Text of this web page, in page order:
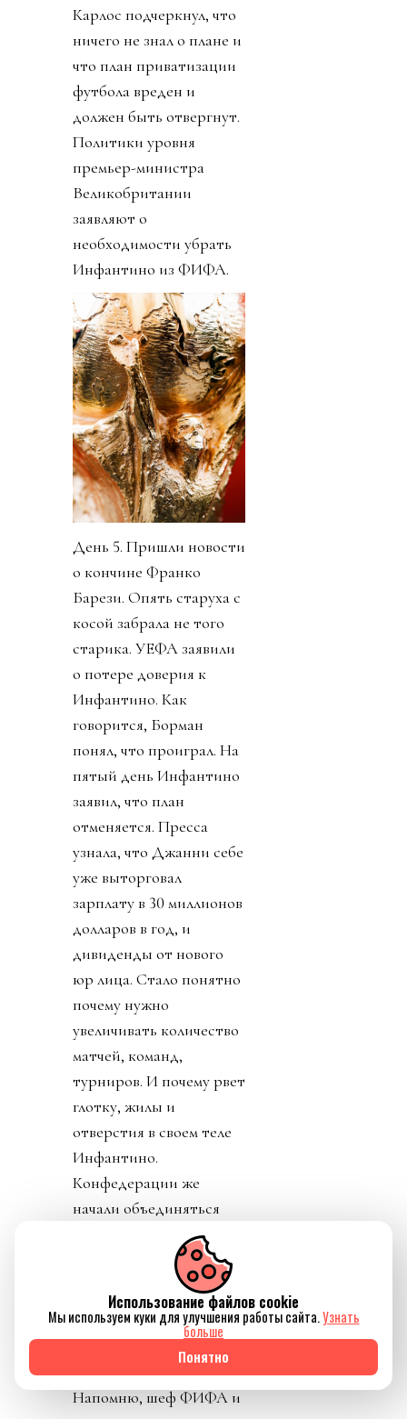
Карлос подчеркнул, что
ничего не знал о плане и
что план приватизации
футбола вреден и
должен быть отвергнут.
Политики уровня
премьер-министра
Великобритании
заявляют о
необходимости убрать
Инфантино из ФИФА.
День 5. Пришли новости
о кончине Франко
Барези. Опять старуха с
косой забрала не того
старика. УЕФА заявили
о потере доверия к
Инфантино. Как
говорится, Борман
понял, что проиграл. На
пятый день Инфантино
заявил, что план
отменяется. Пресса
узнала, что Джанни себе
уже выторговал
зарплату в 30 миллионов
долларов в год, и
дивиденды от нового
юр лица. Стало понятно
почему нужно
увеличивать количество
матчей, команд,
турниров. И почему рвет
глотку, жилы и
отверстия в своем теле
Инфантино.
Конфедерации же
начали объединяться
президента ФИФА.
День 6. В субботу было
тихо. Только Катар
поддержке Инфантино.
Напомню, шеф ФИФА и
Использование файлов cookie
Мы используем куки для улучшения работы сайта.Узнать
больше
Понятно